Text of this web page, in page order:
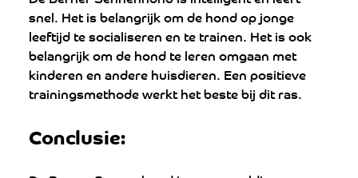
snel. Het is belangrijk om de hond op jonge
leeftijd te socialiseren en te trainen. Het is ook
belangrijk om de hond te leren omgaan met
kinderen en andere huisdieren. Een positieve
trainingsmethode werkt het beste bij dit ras.
Conclusie: